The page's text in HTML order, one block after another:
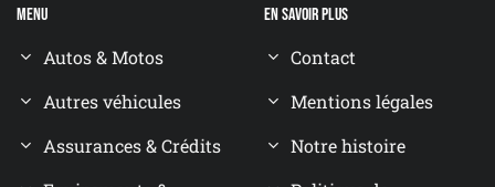
Menu
Autos & Motos
Autres véhicules
Assurances & Crédits
En savoir plus
Contact
Mentions légales
Notre histoire